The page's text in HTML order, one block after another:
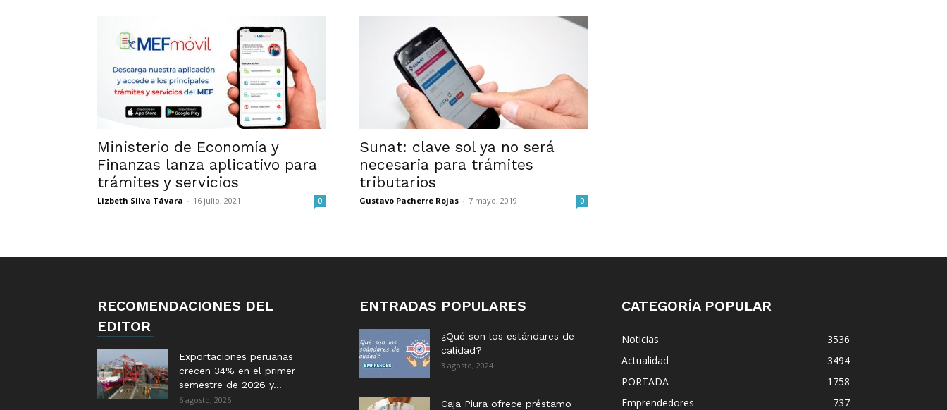
Ministerio de Economía y
Finanzas lanza aplicativo para
trámites y servicios
Lizbeth Silva Távara - 16 julio, 2021 0
Sunat: clave sol ya no será
necesaria para trámites
tributarios
Gustavo Pacherre Rojas - 7 mayo, 2019 0
RECOMENDACIONES DEL
EDITOR
Exportaciones peruanas
crecen 34% en el primer
semestre de 2026 y...
6 agosto, 2026
ENTRADAS POPULARES
¿Qué son los estándares de
calidad?
3 agosto, 2024
Caja Piura ofrece préstamo
CATEGORÍA POPULAR
Noticias
3536
Actualidad
3494
PORTADA
1758
Emprendedores
737